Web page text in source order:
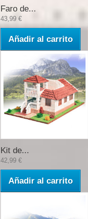
Faro de...
43,99 €
Añadir al carrito
Kit de...
42,99 €
Añadir al carrito